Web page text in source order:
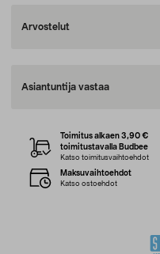
Arvostelut
Asiantuntija vastaa
Toimitus alkaen 3,90 €
toimitustavalla Budbee
Katso toimitusvaihtoehdot
Maksuvaihtoehdot
Katso ostoehdot